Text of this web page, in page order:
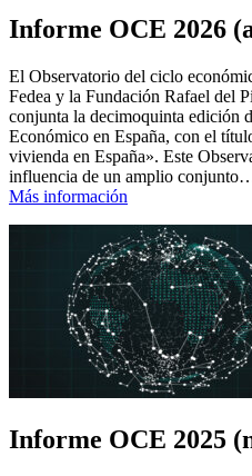
Informe OCE 2026
El Observatorio del ciclo
Fedea y la Fundación Rafael del
conjunta la decimoquinta edición
Económico en España, con el
vivienda en España». Este
influencia de un amplio
Más información
Informe OCE 2025